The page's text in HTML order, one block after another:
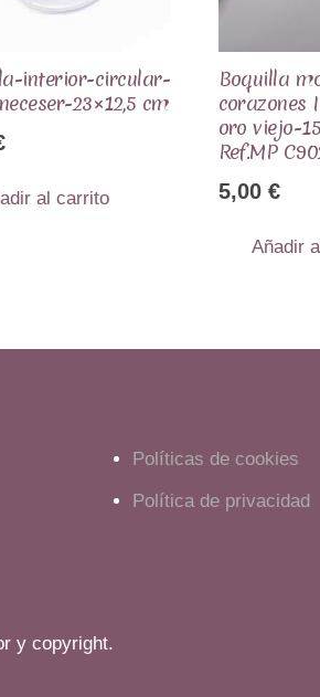
interior-circular-
23×12,5 cm
al carrito
Boquilla
corazones
oro viejo-
Ref.MP
5,00 €
Añadir
Políticas de cookies
Política de privacidad
y copyright.